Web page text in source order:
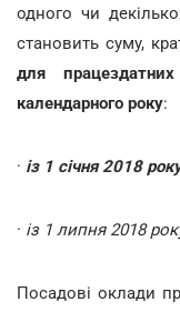
одного чи
становить суму,
для
календарного року:
· із 1 січня 2018
· із 1 липня 2018
Посадові оклади